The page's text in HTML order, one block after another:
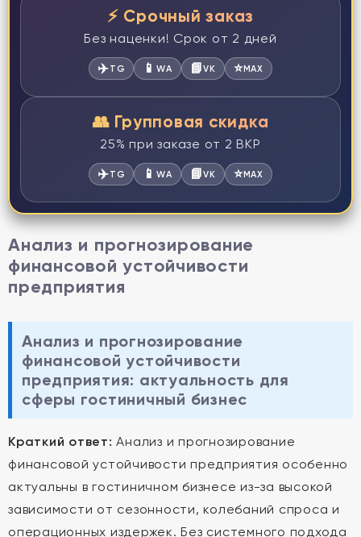
⚡ Срочный заказ
Без наценки! Срок от 2 дней
✈️TG 📱WA 📘VK ⭐MAX
👥 Групповая скидка
25% при заказе от 2 ВКР
✈️TG 📱WA 📘VK ⭐MAX
Анализ и прогнозирование
финансовой устойчивости
предприятия
Анализ и прогнозирование
финансовой устойчивости
предприятия: актуальность для
сферы гостиничный бизнес
Краткий ответ: Анализ и прогнозирование
финансовой устойчивости предприятия особенно
актуальны в гостиничном бизнесе из-за высокой
зависимости от сезонности, колебаний спроса и
операционных издержек. Без системного подхода